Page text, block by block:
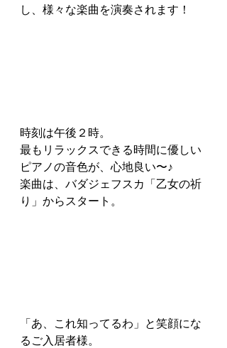
し、様々な楽曲を演奏されます！
時刻は午後２時。
最もリラックスできる時間に優しい
ピアノの音色が、心地良い〜♪
楽曲は、バダジェフスカ「乙女の祈
り」からスタート。
「あ、これ知ってるわ」と笑顔にな
るご入居者様。